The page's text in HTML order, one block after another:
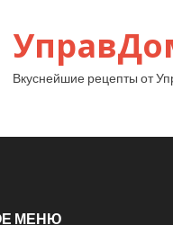
Вкуснейшие рецепты от
МЕНЮ